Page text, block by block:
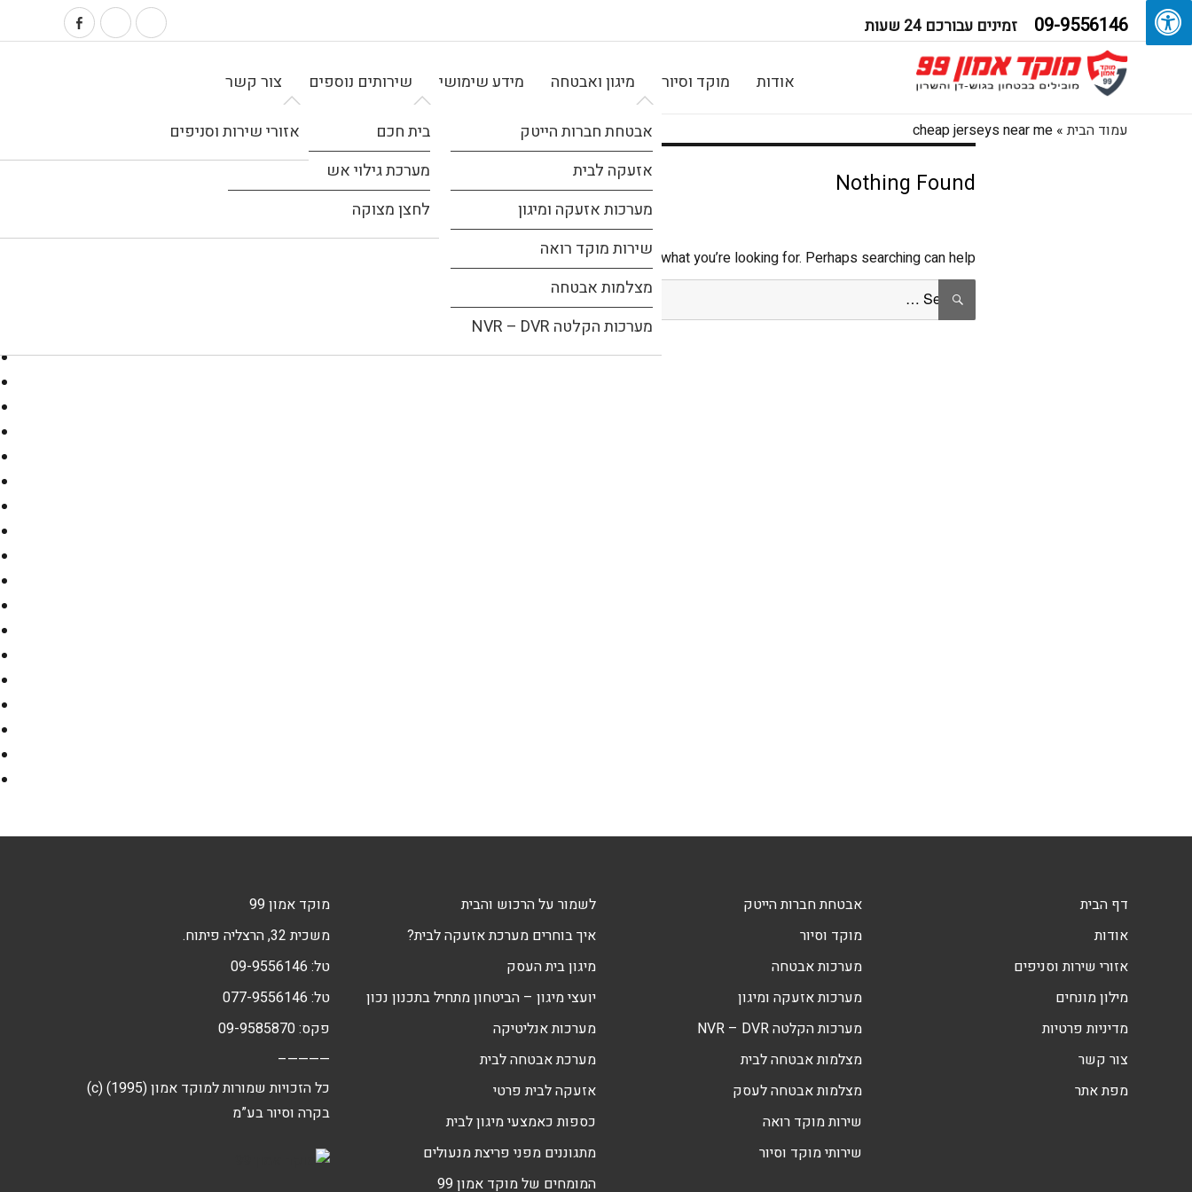
09-9556146 זמינים עבורכם 24 שעות
אודות מוקד וסיור מיגון ואבטחה
אבטחת חברות הייטק
אזעקה לבית
מערכות אזעקה ומיגון
שירות מוקד רואה
מצלמות אבטחה
מערכות הקלטה NVR – DVR
מידע שימושי שירותים נוספים
בית חכם
מערכת גילוי אש
לחצן מצוקה
צור קשר
אזורי שירות וסניפים עמוד הבית»
cheap jerseys near me
Nothing Found
It seems we can’t find what you’re looking for. Perhaps searching can help.
Search
for:
SEARCH
דף הבית
אודות
אזורי שירות וסניפים
מילון מונחים
מדיניות פרטיות
צור קשר
מפת אתר
אבטחת חברות הייטק
מוקד וסיור
מערכות אבטחה
מערכות אזעקה ומיגון
מערכות הקלטה NVR – DVR
מצלמות אבטחה לבית
מצלמות אבטחה לעסק
שירות מוקד רואה
שירותי מוקד וסיור
לשמור על הרכוש והבית
איך בוחרים מערכת אזעקה לבית?
מיגון בית העסק
יועצי מיגון – הביטחון מתחיל בתכנון נכון
מערכות אנליטיקה
מערכת אבטחה לבית
אזעקה לבית פרטי
כספות כאמצעי מיגון לבית
מתגוננים מפני פריצת מנעולים
המומחים של מוקד אמון 99
מוקד אמון 99
משכית 32, הרצליה פיתוח.
טל: 09-9556146
טל: 077-9556146
פקס: 09-9585870
————–
(c) כל הזכויות שמורות למוקד אמון (1995)
בקרה וסיור בע”מ